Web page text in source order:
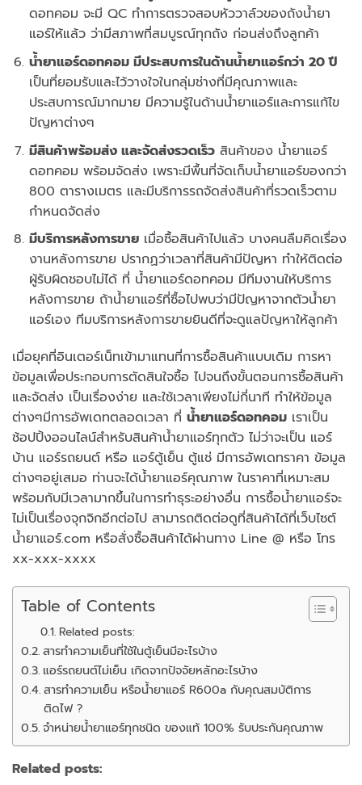
ดอทคอม จะมี QC ทำการตรวจสอบหัววาล์วของถังน้ำยา
แอร์ให้แล้ว ว่ามีสภาพที่สมบูรณ์ทุกถัง ก่อนส่งถึงลูกค้า
น้ำยาแอร์ดอทคอม มีประสบการในด้านน้ำยาแอร์กว่า 20 ปี
เป็นที่ยอมรับและไว้วางใจในกลุ่มช่างที่มีคุณภาพและ
ประสบการณ์มากมาย มีความรู้ในด้านน้ำยาแอร์และการแก้ไข
ปัญหาต่างๆ
มีสินค้าพร้อมส่ง และจัดส่งรวดเร็วสินค้าของ น้ำยาแอร์
ดอทคอม พร้อมจัดส่ง เพราะมีพื้นที่จัดเก็บน้ำยาแอร์ของกว่า
800 ตารางเมตร และมีบริการรถจัดส่งสินค้าที่รวดเร็วตาม
กำหนดจัดส่ง
มีบริการหลังการขายเมื่อซื้อสินค้าไปแล้ว บางคนลืมคิดเรื่อง
งานหลังการขาย ปรากฏว่าเวลาที่สินค้ามีปัญหา ทำให้ติดต่อ
ผู้รับผิดชอบไม่ได้ ที่ น้ำยาแอร์ดอทคอม มีทีมงานให้บริการ
หลังการขาย ถ้าน้ำยาแอร์ที่ซื้อไปพบว่ามีปัญหาจากตัวน้ำยา
แอร์เอง ทีมบริการหลังการขายยินดีที่จะดูแลปัญหาให้ลูกค้า
เมื่อยุคที่อินเตอร์เน็ทเข้ามาแทนที่การซื้อสินค้าแบบเดิม การหา
ข้อมูลเพื่อประกอบการตัดสินใจซื้อ ไปจนถึงขั้นตอนการซื้อสินค้า
และจัดส่ง เป็นเรื่องง่าย และใช้เวลาเพียงไม่กี่นาที ทำให้ข้อมูล
ต่างๆมีการอัพเดทตลอดเวลา ที่ น้ำยาแอร์ดอทคอม เราเป็น
ช้อปปิ้งออนไลน์สำหรับสินค้าน้ำยาแอร์ทุกตัว ไม่ว่าจะเป็น แอร์
บ้าน แอร์รถยนต์ หรือ แอร์ตู้เย็น ตู้แช่ มีการอัพเดทราคา ข้อมูล
ต่างๆอยู่เสมอ ท่านจะได้น้ำยาแอร์คุณภาพ ในราคาที่เหมาะสม
พร้อมกับมีเวลามากขึ้นในการทำธุระอย่างอื่น การซื้อน้ำยาแอร์จะ
ไม่เป็นเรื่องจุกจิกอีกต่อไป สามารถติดต่อดูที่สินค้าได้ที่เว็บไซต์
น้ำยาแอร์.com หรือสั่งซื้อสินค้าได้ผ่านทาง Line @ หรือ โทร
xx-xxx-xxxx
Table of Contents
Related posts:
สารทำความเย็นที่ใช้ในตู้เย็นมีอะไรบ้าง
แอร์รถยนต์ไม่เย็น เกิดจากปัจจัยหลักอะไรบ้าง
สารทำความเย็น หรือน้ำยาแอร์ R600a กับคุณสมบัติการ
ติดไฟ ?
จำหน่ายน้ำยาแอร์ทุกชนิด ของแท้ 100% รับประกันคุณภาพ
Related posts: